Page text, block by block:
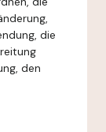
die
den